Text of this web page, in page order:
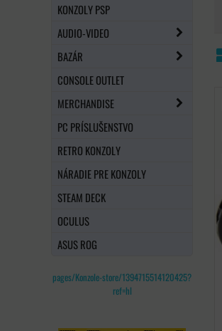
KONZOLY PSP
AUDIO-VIDEO
BAZÁR
CONSOLE OUTLET
MERCHANDISE
PC PRÍSLUŠENSTVO
RETRO KONZOLY
NÁRADIE PRE KONZOLY
STEAM DECK
OCULUS
ASUS ROG
pages/Konzole-store/1394715514120425?
ref=hl